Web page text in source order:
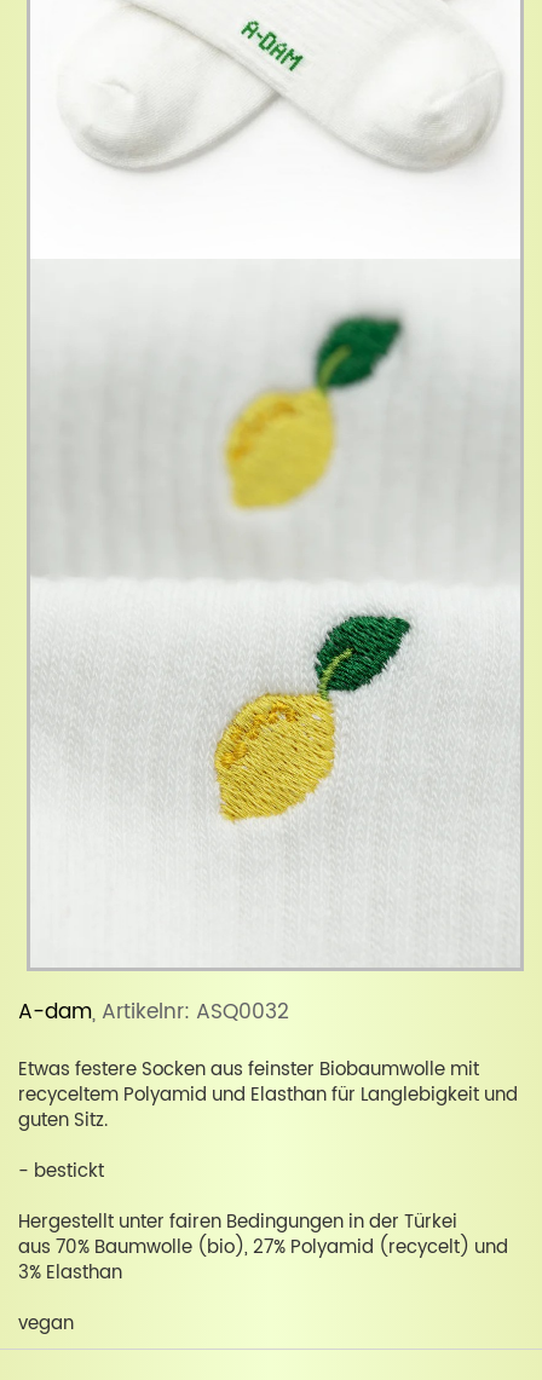
A-dam, Artikelnr: ASQ0032
Etwas festere Socken aus feinster Biobaumwolle mit
recyceltem Polyamid und Elasthan für Langlebigkeit und
guten Sitz.
- bestickt
Hergestellt unter fairen Bedingungen in der Türkei
aus 70% Baumwolle (bio), 27% Polyamid (recycelt) und
3% Elasthan
vegan